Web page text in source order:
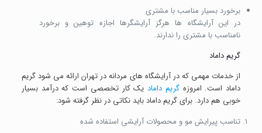
برخورد بسیار مناسب با مشتری
در این آرایشگاه ها هرگز آرایشگرها اجازه توهین و برخورد
نامناسب با مشتری را ندارند.
گریم داماد
از خدمات مهمی که در آرایشگاه های مردانه در تهران ارائه می شود گریم
داماد است. امروزهگریم دامادیک کار تخصصی است که درآمد بسیار
خوبی هم دارد. برای گریم داماد باید نکاتی در نظر گرفته شود:
تناسب پیرایش مو و محصولات آرایشی استفاده شده